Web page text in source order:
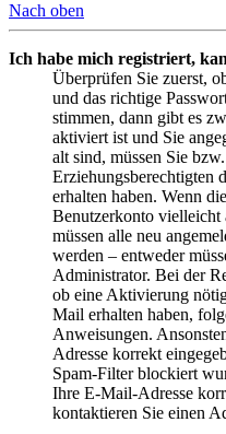
Nach oben
Ich habe mich registriert,
Überprüfen Sie zuerst,
und das richtige
stimmen, dann gibt es
aktiviert ist und Sie
alt sind, müssen Sie
Erziehungsberechtigten
erhalten haben. Wenn
Benutzerkonto
müssen alle neu
werden – entweder
Administrator. Bei der
ob eine Aktivierung
Mail erhalten haben,
Anweisungen.
Adresse korrekt
Spam-Filter blockiert
Ihre E-Mail-Adresse
kontaktieren Sie einen